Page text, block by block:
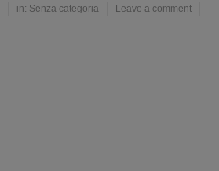
in: Senza categoria Leave a comment